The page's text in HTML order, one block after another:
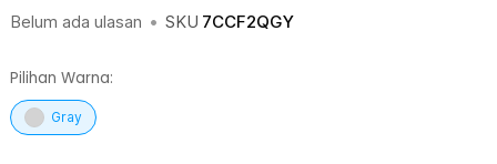
Belum ada ulasan • SKU 7CCF2QGY
Pilihan Warna:
Gray